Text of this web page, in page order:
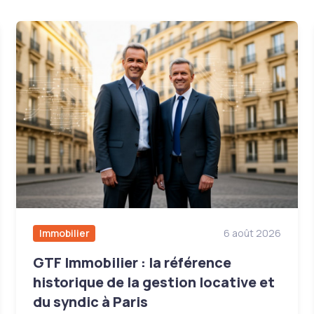
Immobilier 6 août 2026
GTF Immobilier : la référence
historique de la gestion locative et
du syndic à Paris